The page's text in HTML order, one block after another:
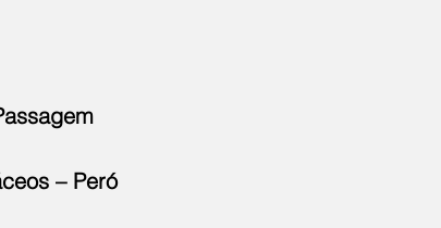
– Peró